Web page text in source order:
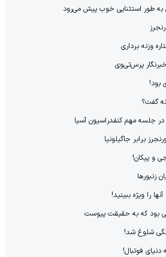
به طور استثنایی خوب پیش می‌رود
وزنه برداری
پرس‌تی‌وی
بود!
گفت؟
جلسه مهم کنفدراسیون آسیا
برابر جاگیلونیا
و پیکان!
زنبورها
را ویژه ببینید!
بود که به حقیقت پیوست
شلوغ شد!
دنیای فوتبال!